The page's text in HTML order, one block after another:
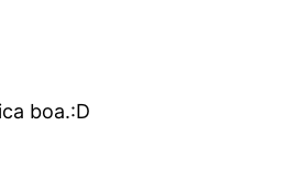
boa.:D